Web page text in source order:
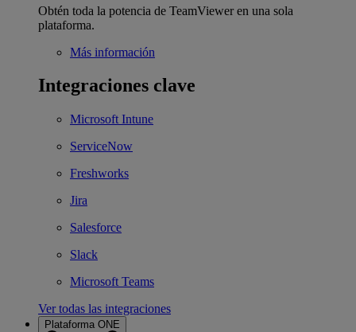
Obtén toda la potencia de TeamViewer en una sola
plataforma.
Más información
Integraciones clave
Microsoft Intune
ServiceNow
Freshworks
Jira
Salesforce
Slack
Microsoft Teams
Ver todas las integraciones
Plataforma ONE